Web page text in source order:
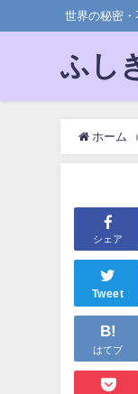
世界の秘密・
ふし
ホーム
シェア
Tweet
B!
はてブ